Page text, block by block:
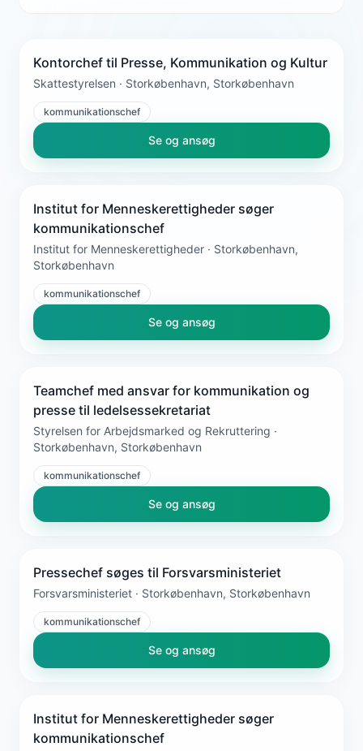
Kontorchef til Presse, Kommunikation og Kultur
Skattestyrelsen · Storkøbenhavn, Storkøbenhavn
kommunikationschef
Se og ansøg
Institut for Menneskerettigheder søger
kommunikationschef
Institut for Menneskerettigheder · Storkøbenhavn,
Storkøbenhavn
kommunikationschef
Se og ansøg
Teamchef med ansvar for kommunikation og
presse til ledelsessekretariat
Styrelsen for Arbejdsmarked og Rekruttering ·
Storkøbenhavn, Storkøbenhavn
kommunikationschef
Se og ansøg
Pressechef søges til Forsvarsministeriet
Forsvarsministeriet · Storkøbenhavn, Storkøbenhavn
kommunikationschef
Se og ansøg
Institut for Menneskerettigheder søger
kommunikationschef